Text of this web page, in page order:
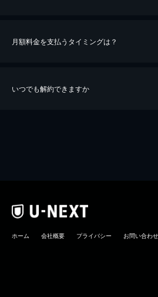
※40％ポイント還元の対象は、クレジットカード決済
iOSアプリのUコイン決済による作品の購入 / レンタ
月額料金を支払うタイミングは？
いつでも解約できますか
ホーム 会社概要 プライバシー お問い合わせ